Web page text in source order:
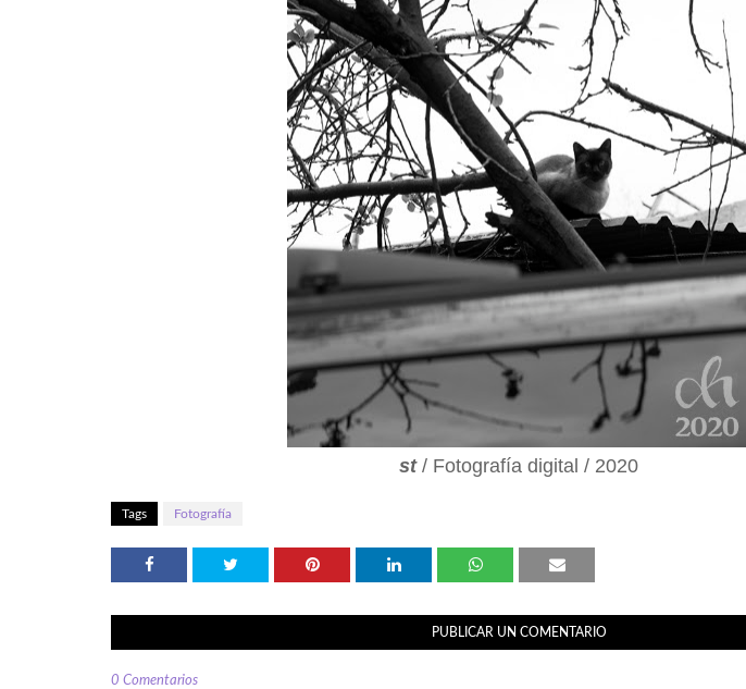
st/ Fotografía digital / 2020
Tags Fotografía
PUBLICAR UN COMENTARIO
0 Comentarios